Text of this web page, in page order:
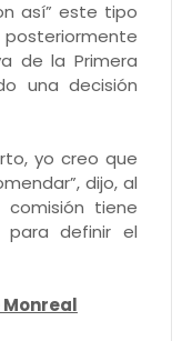
así” este tipo
de la Primera
una decisión
yo creo que
dijo, al
tiene
para definir el
Monreal